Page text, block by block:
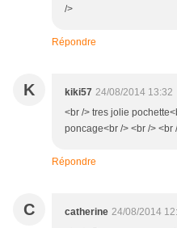
/>
Répondre
K kiki57 24/08/2014 13:32
<br /> tres jolie
poncage<br /> <br /> <br
Répondre
C catherine 24/08/2014